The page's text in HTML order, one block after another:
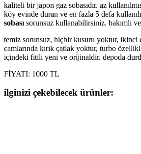
kaliteli bir japon gaz sobasıdır. az
köy evinde duran ve en fazla 5 defa
sobası sorunsuz kullanabilirsiniz. bakımlı ve
temiz sorunsuz, hiçbir kusuru yoktur, ikinci
camlarında kırık çatlak yoktur, turbo
içindeki fitili yeni ve orijinaldir. depoda
FİYATI: 1000 TL
ilginizi çekebilecek ürünler: